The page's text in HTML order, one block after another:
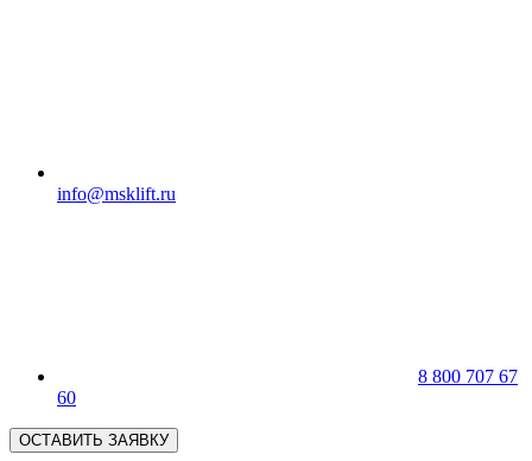
info@msklift.ru
8 800 707 67
60
ОСТАВИТЬ ЗАЯВКУ